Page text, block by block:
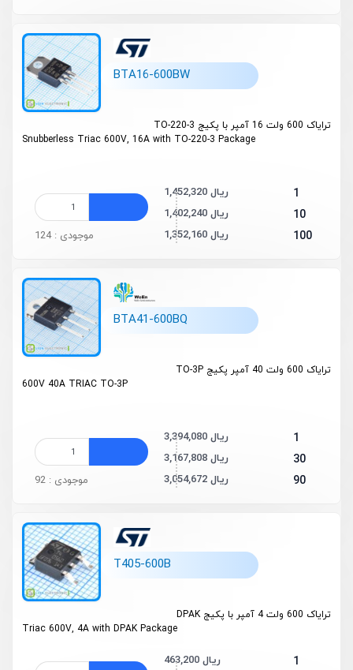
BTA16-600BW
ترایاک 600 ولت 16 آمپر با پکیج TO-220-3
Snubberless Triac 600V, 16A with TO-220-3 Package
1 1,452,320 ریال
10 1,402,240 ریال
100 1,352,160 ریال موجودی : 124
BTA41-600BQ
ترایاک 600 ولت 40 آمپر پکیج TO-3P
600V 40A TRIAC TO-3P
1 3,394,080 ریال
30 3,167,808 ریال
90 3,054,672 ریال موجودی : 92
T405-600B
ترایاک 600 ولت 4 آمپر با پکیج DPAK
Triac 600V, 4A with DPAK Package
1 463,200 ریال